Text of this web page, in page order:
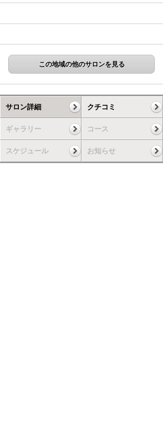
この地域の他のサロンを見る
サロン詳細 クチコミ
ギャラリー コース
スケジュール お知らせ